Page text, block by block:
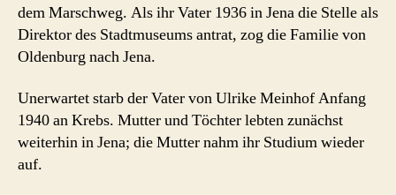
dem Marschweg. Als ihr Vater 1936 in Jena die Stelle als
Direktor des Stadtmuseums antrat, zog die Familie von
Oldenburg nach Jena.
Unerwartet starb der Vater von Ulrike Meinhof Anfang
1940 an Krebs. Mutter und Töchter lebten zunächst
weiterhin in Jena; die Mutter nahm ihr Studium wieder
auf.